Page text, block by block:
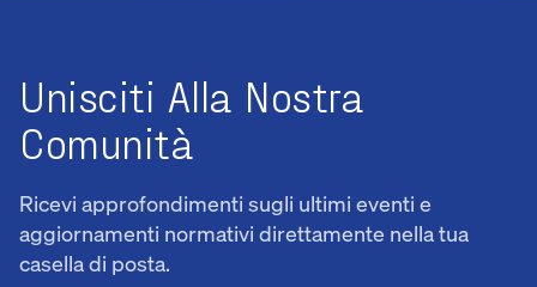
Unisciti Alla Nostra
Comunità
Ricevi approfondimenti sugli ultimi eventi e
aggiornamenti normativi direttamente nella tua
casella di posta.